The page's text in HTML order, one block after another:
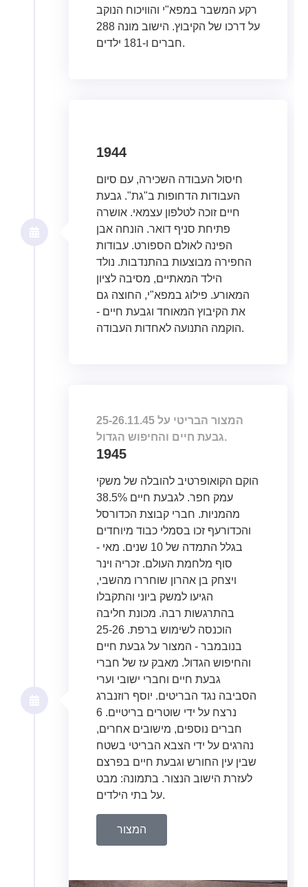
רקע המשבר במפא"י והוויכוח הנוקב
על דרכו של הקיבוץ. הישוב מונה 288
חברים ו-181 ילדים.
1944
חיסול העבודה השכירה, עם סיום
העבודות הדחופות ב"גת". גבעת
חיים זוכה לטלפון עצמאי. אושרה
פתיחת סניף דואר. הונחה אבן
הפינה לאולם הספורט. עבודות
החפירה מבוצעות בהתנדבות. נולד
הילד המאתיים, מסיבה לציון
המאורע. פילוג במפא"י, החוצה גם
את הקיבוץ המאוחד וגבעת חיים -
הוקמה התנועה לאחדות העבודה.
25-26.11.45 המצור הבריטי על
גבעת חיים והחיפוש הגדול.
1945
הוקם הקואופרטיב להובלה של משקי
עמק חפר. לגבעת חיים 38.5%
מהמניות. חברי קבוצת הכדורסל
והכדורעף זכו בסמלי כבוד מיוחדים
בגלל התמדה של 10 שנים. מאי -
סוף מלחמת העולם. זכריה וינר
ויצחק בן אהרון שוחררו מהשבי,
הגיעו למשק ביוני והתקבלו
בהתרגשות רבה. מכונת חליבה
הוכנסה לשימוש ברפת. 25-26
בנובמבר - המצור על גבעת חיים
והחיפוש הגדול. מאבק עז של חברי
גבעת חיים וחברי ישובי וערי
הסביבה נגד הבריטים. יוסף רוזנברג
נרצח על ידי שוטרים בריטיים. 6
חברים נוספים, מישובים אחרים,
נהרגים על ידי הצבא הבריטי בשטח
שבין עין החורש וגבעת חיים בפרצם
לעזרת הישוב הנצור. בתמונה: מבט
על בתי הילדים.
המצור